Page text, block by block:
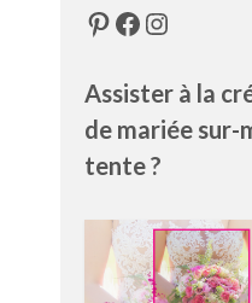
Pinterest
Facebook
Instagram
Assister à la
de mariée sur-
tente ?